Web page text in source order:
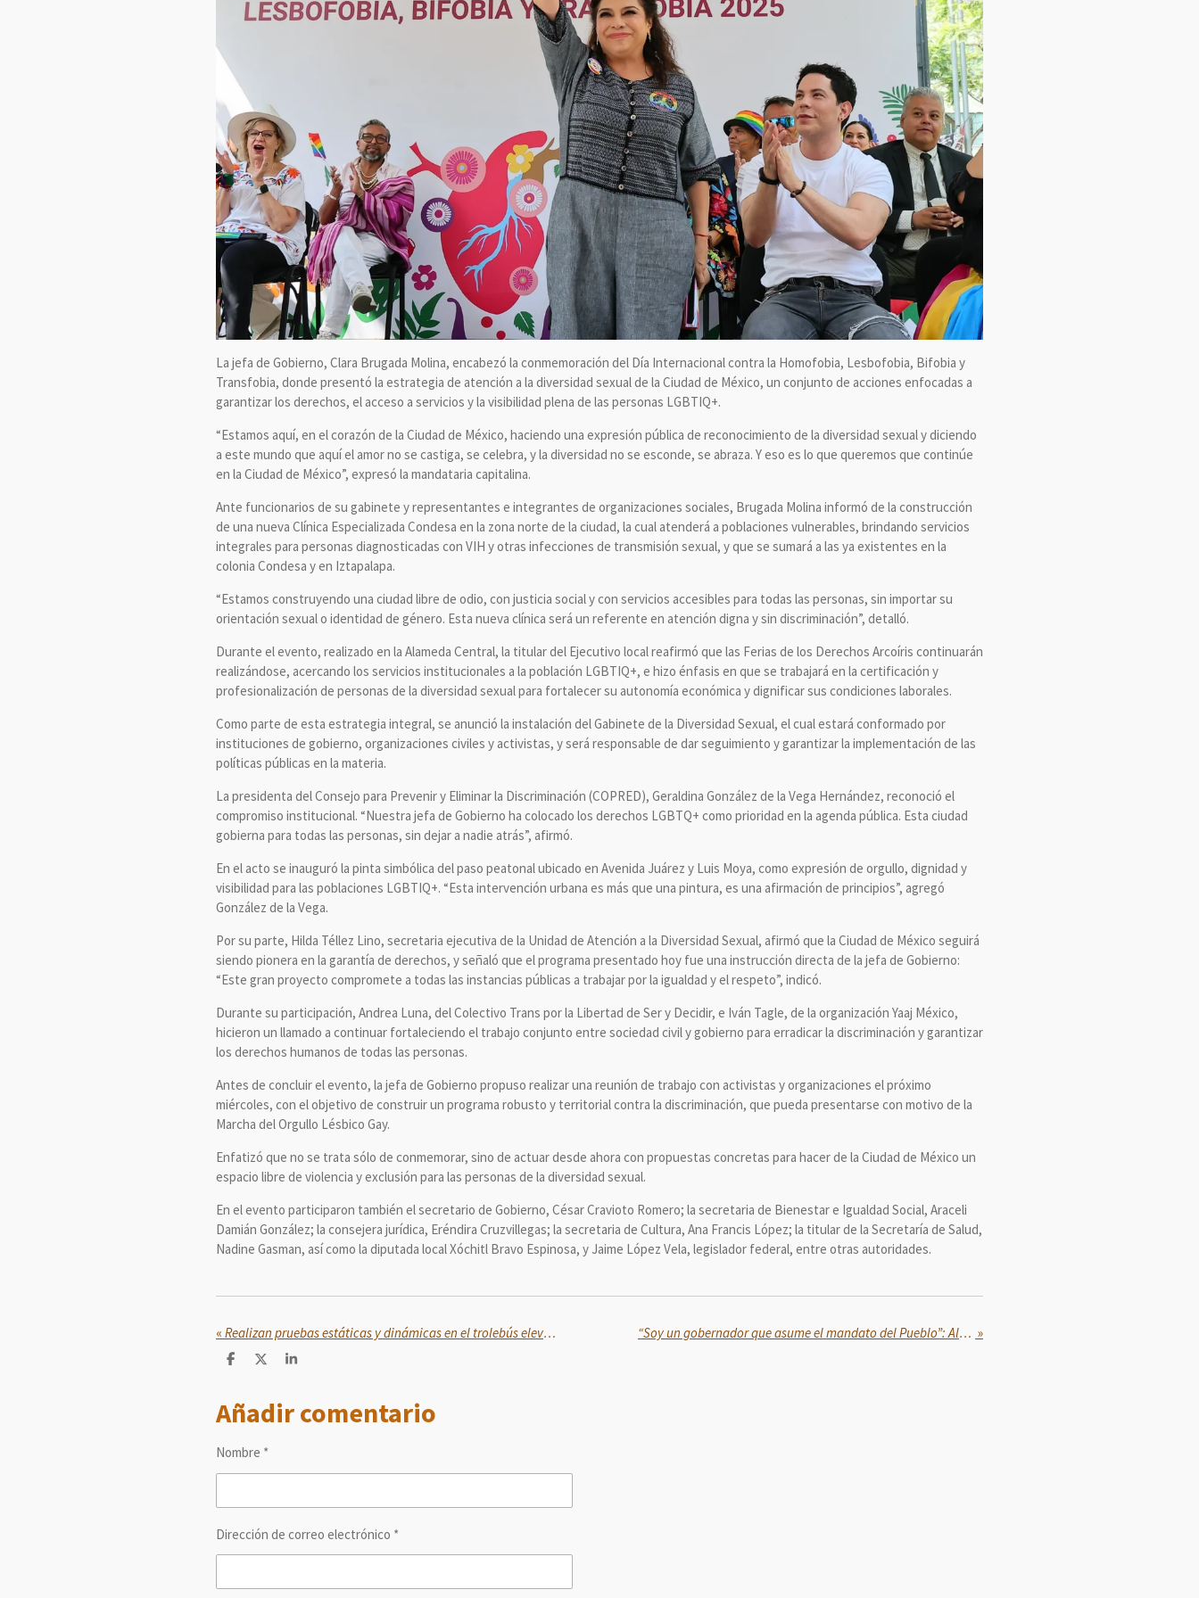
La jefa de Gobierno, Clara Brugada Molina, encabezó la conmemoración del Día Internacional contra la Homofobia, Lesbofobia, Bifobia y
Transfobia, donde presentó la estrategia de atención a la diversidad sexual de la Ciudad de México, un conjunto de acciones enfocadas a
garantizar los derechos, el acceso a servicios y la visibilidad plena de las personas LGBTIQ+.
“Estamos aquí, en el corazón de la Ciudad de México, haciendo una expresión pública de reconocimiento de la diversidad sexual y diciendo
a este mundo que aquí el amor no se castiga, se celebra, y la diversidad no se esconde, se abraza. Y eso es lo que queremos que continúe
en la Ciudad de México”, expresó la mandataria capitalina.
Ante funcionarios de su gabinete y representantes e integrantes de organizaciones sociales, Brugada Molina informó de la construcción
de una nueva Clínica Especializada Condesa en la zona norte de la ciudad, la cual atenderá a poblaciones vulnerables, brindando servicios
integrales para personas diagnosticadas con VIH y otras infecciones de transmisión sexual, y que se sumará a las ya existentes en la
colonia Condesa y en Iztapalapa.
“Estamos construyendo una ciudad libre de odio, con justicia social y con servicios accesibles para todas las personas, sin importar su
orientación sexual o identidad de género. Esta nueva clínica será un referente en atención digna y sin discriminación”, detalló.
Durante el evento, realizado en la Alameda Central, la titular del Ejecutivo local reafirmó que las Ferias de los Derechos Arcoíris continuarán
realizándose, acercando los servicios institucionales a la población LGBTIQ+, e hizo énfasis en que se trabajará en la certificación y
profesionalización de personas de la diversidad sexual para fortalecer su autonomía económica y dignificar sus condiciones laborales.
Como parte de esta estrategia integral, se anunció la instalación del Gabinete de la Diversidad Sexual, el cual estará conformado por
instituciones de gobierno, organizaciones civiles y activistas, y será responsable de dar seguimiento y garantizar la implementación de las
políticas públicas en la materia.
La presidenta del Consejo para Prevenir y Eliminar la Discriminación (COPRED), Geraldina González de la Vega Hernández, reconoció el
compromiso institucional. “Nuestra jefa de Gobierno ha colocado los derechos LGBTQ+ como prioridad en la agenda pública. Esta ciudad
gobierna para todas las personas, sin dejar a nadie atrás”, afirmó.
En el acto se inauguró la pinta simbólica del paso peatonal ubicado en Avenida Juárez y Luis Moya, como expresión de orgullo, dignidad y
visibilidad para las poblaciones LGBTIQ+. “Esta intervención urbana es más que una pintura, es una afirmación de principios”, agregó
González de la Vega.
Por su parte, Hilda Téllez Lino, secretaria ejecutiva de la Unidad de Atención a la Diversidad Sexual, afirmó que la Ciudad de México seguirá
siendo pionera en la garantía de derechos, y señaló que el programa presentado hoy fue una instrucción directa de la jefa de Gobierno:
“Este gran proyecto compromete a todas las instancias públicas a trabajar por la igualdad y el respeto”, indicó.
Durante su participación, Andrea Luna, del Colectivo Trans por la Libertad de Ser y Decidir, e Iván Tagle, de la organización Yaaj México,
hicieron un llamado a continuar fortaleciendo el trabajo conjunto entre sociedad civil y gobierno para erradicar la discriminación y garantizar
los derechos humanos de todas las personas.
Antes de concluir el evento, la jefa de Gobierno propuso realizar una reunión de trabajo con activistas y organizaciones el próximo
miércoles, con el objetivo de construir un programa robusto y territorial contra la discriminación, que pueda presentarse con motivo de la
Marcha del Orgullo Lésbico Gay.
Enfatizó que no se trata sólo de conmemorar, sino de actuar desde ahora con propuestas concretas para hacer de la Ciudad de México un
espacio libre de violencia y exclusión para las personas de la diversidad sexual.
En el evento participaron también el secretario de Gobierno, César Cravioto Romero; la secretaria de Bienestar e Igualdad Social, Araceli
Damián González; la consejera jurídica, Eréndira Cruzvillegas; la secretaria de Cultura, Ana Francis López; la titular de la Secretaría de Salud,
Nadine Gasman, así como la diputada local Xóchitl Bravo Espinosa, y Jaime López Vela, legislador federal, entre otras autoridades.
« Realizan pruebas estáticas y dinámicas en el trolebús elevado Chalco-Santa Marta “Soy un gobernador que asume el mandato del Pueblo”: Alejandro Armenta durante Faena 19 »
C
p
a
i
r
C
a
r
C
a
r
Añadir comentario
Nombre *
Dirección de correo electrónico *